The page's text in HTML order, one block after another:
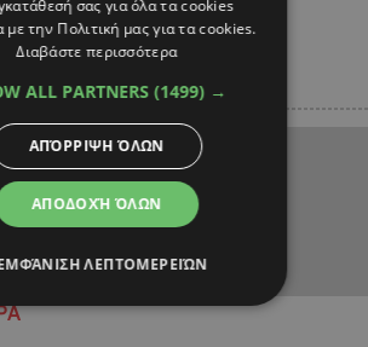
σας για όλα τα cookies
την Πολιτική μας για τα cookies.
Διαβάστε περισσότερα
ALL PARTNERS (1499) →
ΑΠΟΔΟΧΉ ΌΛΩΝ
ΑΠΌΡΡΙΨΗ ΌΛΩΝ
ΛΕΠΤΟΜΕΡΕΙΏΝ